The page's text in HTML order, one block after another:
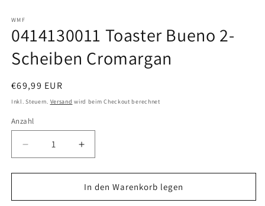
in
Modal
öffnen
WMF
0414130011 Toaster Bueno 2-
Scheiben Cromargan
Normaler
Preis
€69,99 EUR
Inkl. Steuern. Versand wird beim Checkout berechnet
Anzahl
Verringere
die
Menge
0414130011
Erhöhe
die
Menge
für
0414130011
In den Warenkorb legen